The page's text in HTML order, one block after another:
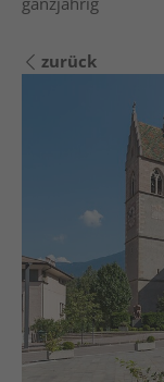
zurück